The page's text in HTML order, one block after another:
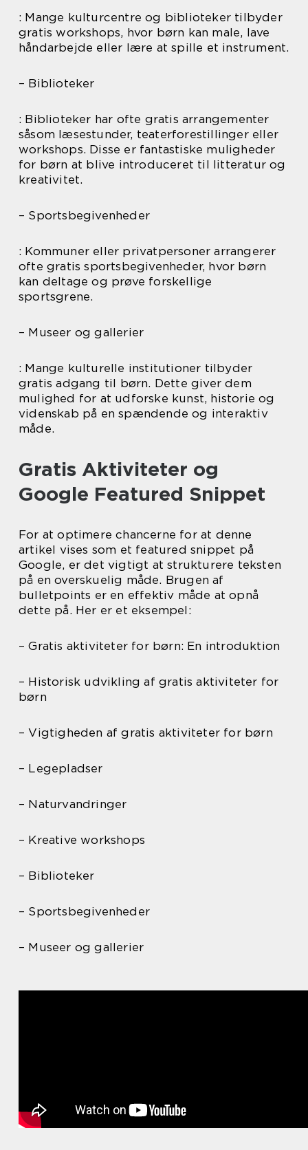
: Mange kulturcentre og biblioteker tilbyder
gratis workshops, hvor børn kan male, lave
håndarbejde eller lære at spille et instrument.
– Biblioteker
: Biblioteker har ofte gratis arrangementer
såsom læsestunder, teaterforestillinger eller
workshops. Disse er fantastiske muligheder
for børn at blive introduceret til litteratur og
kreativitet.
– Sportsbegivenheder
: Kommuner eller privatpersoner arrangerer
ofte gratis sportsbegivenheder, hvor børn
kan deltage og prøve forskellige
sportsgrene.
– Museer og gallerier
: Mange kulturelle institutioner tilbyder
gratis adgang til børn. Dette giver dem
mulighed for at udforske kunst, historie og
videnskab på en spændende og interaktiv
måde.
Gratis Aktiviteter og
Google Featured Snippet
For at optimere chancerne for at denne
artikel vises som et featured snippet på
Google, er det vigtigt at strukturere teksten
på en overskuelig måde. Brugen af
bulletpoints er en effektiv måde at opnå
dette på. Her er et eksempel:
– Gratis aktiviteter for børn: En introduktion
– Historisk udvikling af gratis aktiviteter for
børn
– Vigtigheden af gratis aktiviteter for børn
– Legepladser
– Naturvandringer
– Kreative workshops
– Biblioteker
– Sportsbegivenheder
– Museer og gallerier